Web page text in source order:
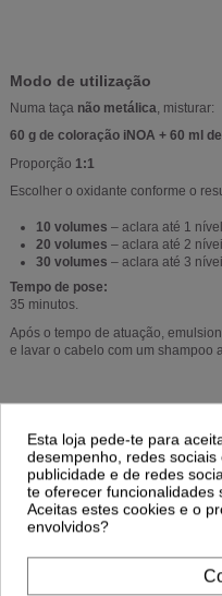
Modo de utilização
Numa taça não metálica , misturar:
60 g de coloração iNOA + 60 ml
Proporção 1:1
Escolher o oxidante conforme o
10 volumes – aclara até 1 nível
20 volumes – aclara até 2
30 volumes – aclara até 3
Tempo de pose:
35 minutos.
Após o tempo de atuação,
e lavar o cabelo com um shampoo
Perguntas Frequentes
A coloração L'Oréal iNOA
Não. AL'Oréal iNOAé uma
amoníaco, proporcionando maior
A coloração iNOA cobre
Quanto tempo deve atuar a
Esta loja pede-te para
desempenho, redes
publicidade e de redes
te oferecer funcionalidades
Aceitas estes cookies e o
envolvidos?